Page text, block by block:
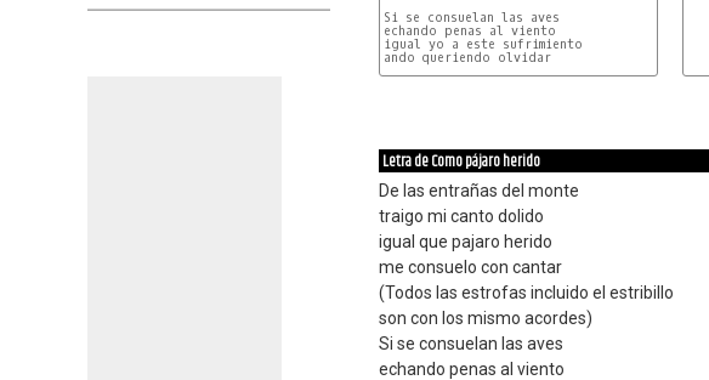
Si se consuelan las aves
echando penas al viento
igual yo a este sufrimiento
ando queriendo olvidar
Letra de Como pájaro herido
De las entrañas del monte
traigo mi canto dolido
igual que pajaro herido
me consuelo con cantar
(Todos las estrofas incluido el estribillo
son con los mismo acordes)
Si se consuelan las aves
echando penas al viento